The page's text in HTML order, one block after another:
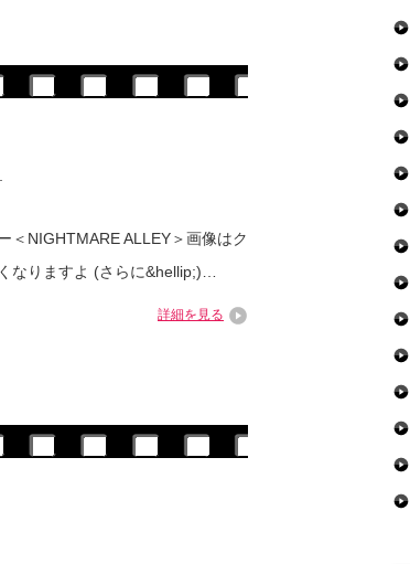
＜NIGHTMARE ALLEY＞画像はク
なりますよ (さらに&hellip;)…
詳細を見る